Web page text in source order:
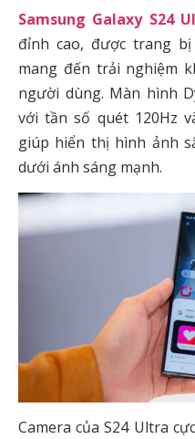
Samsung Galaxy S24
đỉnh cao, được trang
mang đến trải nghiệm
người dùng. Màn hình
với tần số quét 120Hz
giúp hiển thị hình ảnh
dưới ánh sáng mạnh.
Camera của S24 Ultra